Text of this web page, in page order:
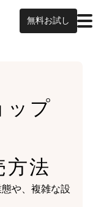
無料お試し
ップ
方法
や、複雑な設